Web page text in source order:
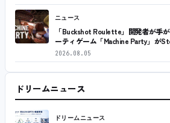
ニュース
「Buckshot Roulette」開発者が手
ーティゲーム「Machine Party」が
2026.08.05
ドリームニュース
ドリームニュース